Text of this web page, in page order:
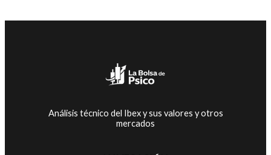
Análisis técnico del Ibex y sus valores y otros
mercados